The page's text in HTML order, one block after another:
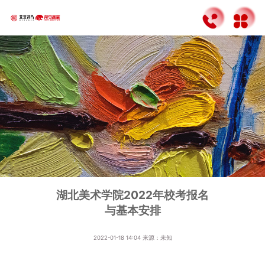
湖北美术学院2022年校考报名
与基本安排
2022-01-18 14:04 来源：未知